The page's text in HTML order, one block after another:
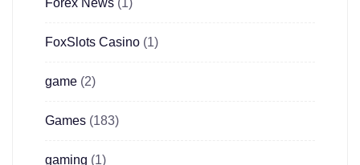
Forex News (1)
FoxSlots Casino (1)
game (2)
Games (183)
gaming (1)